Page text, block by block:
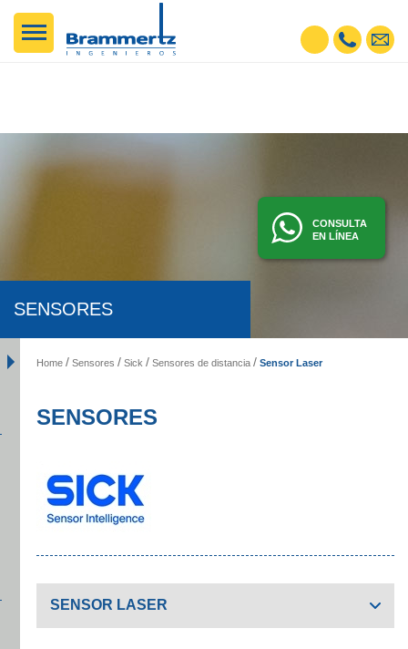
CONSULTA
EN LÍNEA
SENSORES
Home Sensores Sick Sensores de distancia Sensor Laser
SENSORES
SENSOR LASER